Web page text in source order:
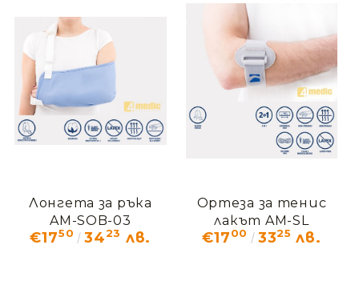
Лонгета за ръка
AM-SOB-03
€1750 3423 лв.
Ортеза за тенис
лакът AM-SL
€1700 3325 лв.